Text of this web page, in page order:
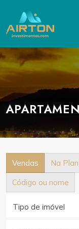
Vendas Na
Código ou nome
Tipo de imóvel